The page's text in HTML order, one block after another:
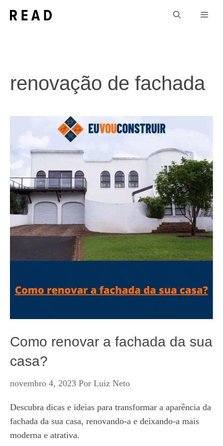
para
renovação de fachada
Como renovar a fachada da sua
casa?
novembro 4, 2023 Por Luiz Neto
Descubra dicas e ideias para transformar a aparência da
fachada da sua casa, renovando-a e deixando-a mais
moderna e atrativa.